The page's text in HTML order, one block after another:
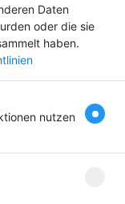
von
Dein
Daten
oder die sie
haben.
nutzen